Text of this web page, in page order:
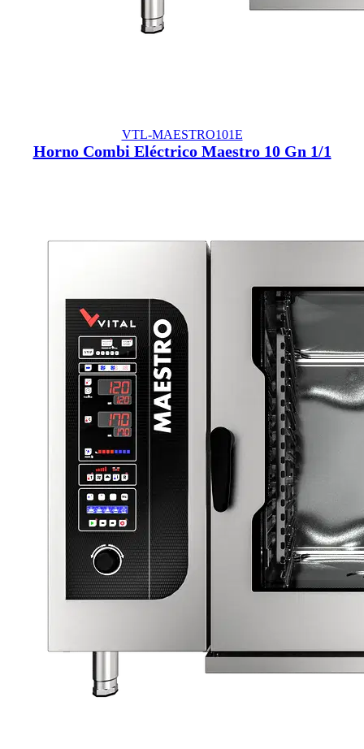
VTL-MAESTRO101E
Horno Combi Eléctrico Maestro 10 Gn 1/1